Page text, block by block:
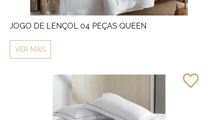
JOGO DE LENÇOL 04 PEÇAS QUEEN
VER MAIS